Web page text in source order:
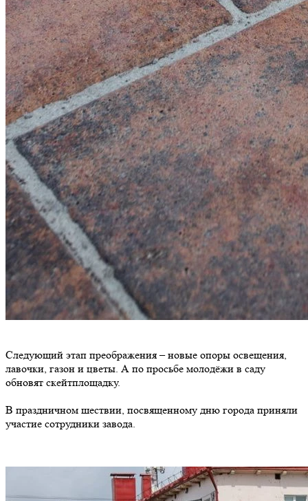
Следующий этап преображения – новые опоры освещения,
лавочки, газон и цветы. А по просьбе молодёжи в саду
обновят скейтплощадку.
В праздничном шествии, посвященному дню города приняли
участие сотрудники завода.